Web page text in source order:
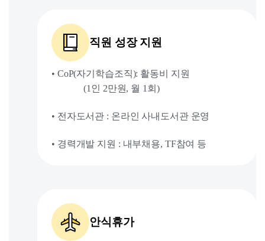
직원 성장 지원
• CoP(자기학습조직): 활동비 지원
(1인 2만원, 월 1회)
• 전자도서관 : 온라인 사내도서관 운영
• 경력개발 지원 : 내부채용, TF참여 등
안식휴가